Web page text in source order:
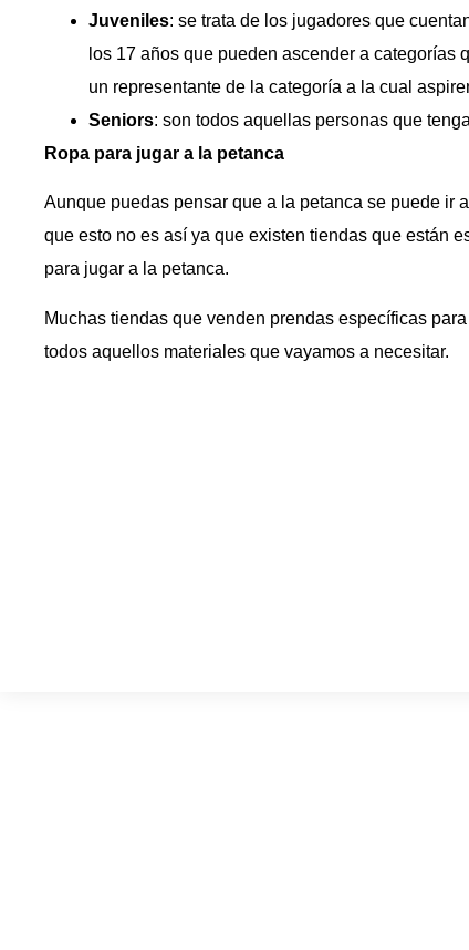
Juveniles: se trata de los jugadores que
los 17 años que pueden ascender a categorías
un representante de la categoría a la cual
Seniors: son todos aquellas personas que
Ropa para jugar a la petanca
Aunque puedas pensar que a la petanca se puede ir
que esto no es así ya que existen tiendas que están
para jugar a la petanca.
Muchas tiendas que venden prendas específicas
todos aquellos materiales que vayamos a necesitar.